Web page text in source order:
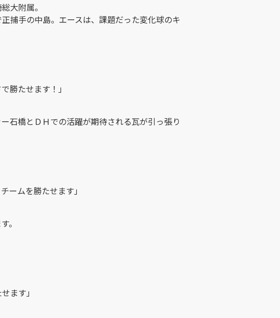
大附属。
捕手の中島。エースは、課題だった変化球のキ
勝たせます！」
石橋とＤＨでの活躍が期待される瓦が引っ張り
ームを勝たせます」
。
ます」